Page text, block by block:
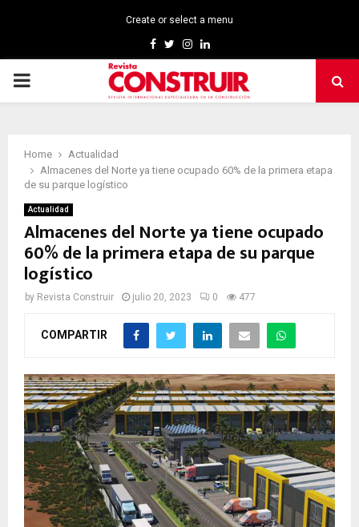
Create or select a menu
Facebook
TwitterInstagram
Linkedin
PRIMARY
Home
Actualidad
Almacenes del Norte ya tiene ocupado 60% de la primera etapa
de su parque logístico
Actualidad
Almacenes del Norte ya tiene ocupado
60% de la primera etapa de su parque
logístico
by Revista Construir julio 20, 2023 0 477
COMPARTIR